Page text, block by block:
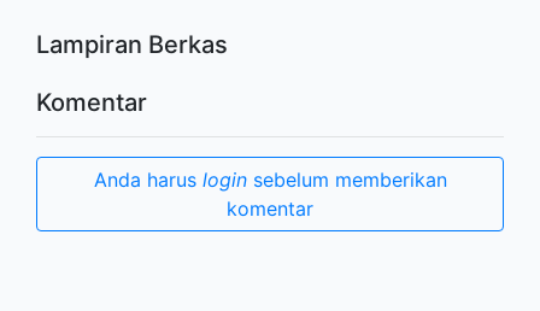
Lampiran Berkas
Komentar
Anda harus loginsebelum memberikan
komentar